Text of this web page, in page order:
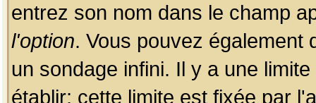
entrez son nom dans le champ
l'option. Vous pouvez également
un sondage infini. Il y a une
établir; cette limite est fixée par